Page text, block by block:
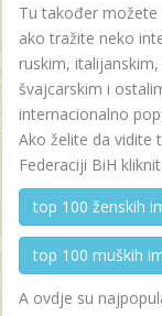
Tu također možete
ako tražite neko
ruskim,
švajcarskim i
internacionalno
Ako želite da vidite
Federaciji BiH
top 100 ženskih
top 100 muških
A ovdje su